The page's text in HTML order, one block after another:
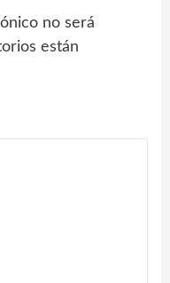
no será
están